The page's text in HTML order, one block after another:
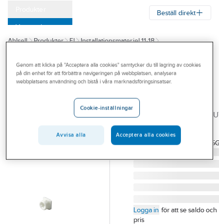
Varumärken
Kampanjer
Outlet
Branscher
Beställ direkt
Ahlsell Produkter El
Installationsmateriel 11-18
ABB
Dragavlastning
AS12 ABB Ideal
AS12 AS12
Artikelnummer:
Logga in för att se saldo och
pris
Genom att klicka på "Acceptera alla cookies" samtycker du till lagring av cookies
på din enhet för att förbättra navigeringen på webbplatsen, analysera
webbplatsens användning och bistå i våra marknadsföringsinsatser.
Cookie-inställningar
Avvisa alla Acceptera alla cookies